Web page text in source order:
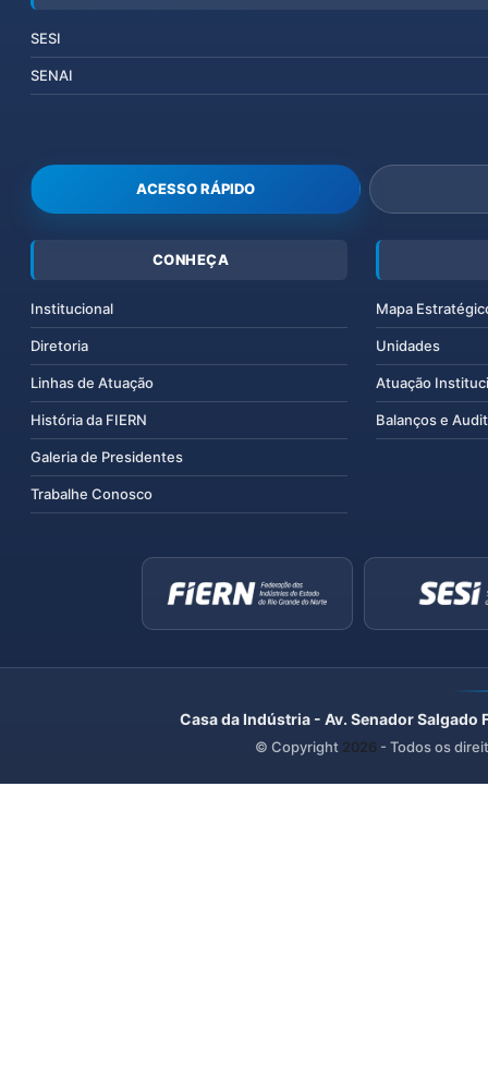
SESI
SENAI
ACESSO RÁPIDO
CONHEÇA
Institucional
Diretoria
Linhas de Atuação
História da FIERN
Galeria de Presidentes
Trabalhe Conosco
Mapa
Unidades
Atuação
Balanços e
Casa da Indústria - Av. Senador
© Copyright 2026 - Todos os